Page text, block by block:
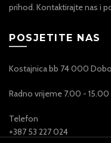
prihod. Kontaktirajte nas i
POSJETITE NAS
Kostajnica bb 74 000
Radno vrijeme 7.00 - 15.00
Telefon
+387 53 227 024